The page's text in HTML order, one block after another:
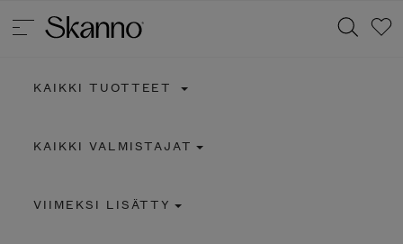
KAIKKI TUOTTEET
KAIKKI VALMISTAJAT
VIIMEKSI LISÄTTY